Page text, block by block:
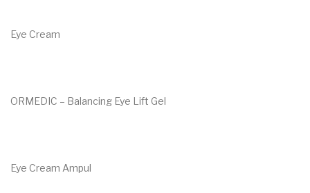
Eye Cream
ORMEDIC – Balancing Eye Lift Gel
Eye Cream Ampul